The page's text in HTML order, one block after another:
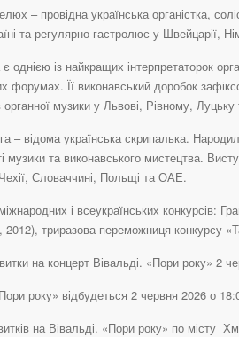
– провідна українська органістка,
та регулярно гастролює у Швейцарії,
однією із найкращих інтерпретаторок
форумах. Її виконавський доробок
музики у Львові, Рівному, Луцьку
– відома українська скрипалька.
музики та виконавського мистецтва.
Словаччині, Польщі та ОАЕ.
і всеукраїнських конкурсів:
2012), триразова переможниця конкурсу
на концерт Вівальді. «Пори року» 2
року» відбудеться 2 червня 2026 о
на Вівальді. «Пори року» по місту